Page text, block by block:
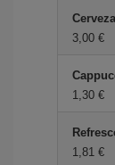
3,00 €
1,30 €
1,81 €